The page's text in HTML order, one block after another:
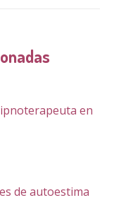
en
de autoestima